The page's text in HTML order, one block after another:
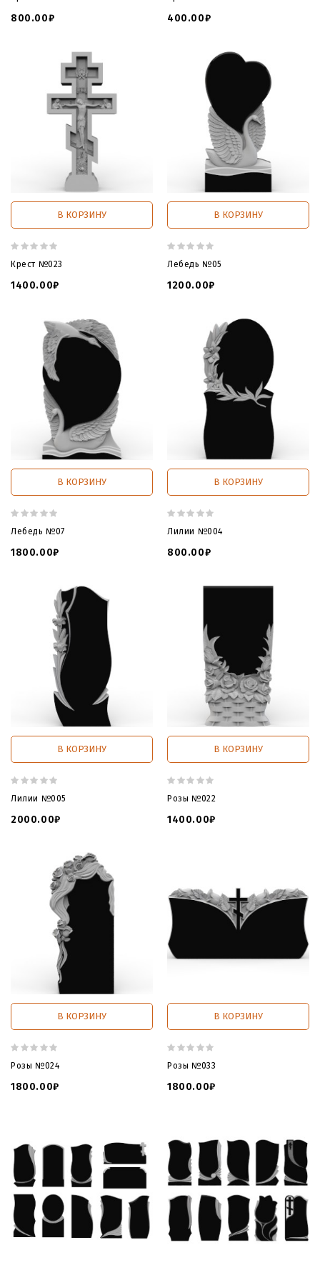
800.00₽ 400.00₽
В КОРЗИНУ
Крест №023
1400.00₽
В КОРЗИНУ
Лебедь №05
1200.00₽
В КОРЗИНУ
Лебедь №07
1800.00₽
В КОРЗИНУ
Лилии №004
800.00₽
В КОРЗИНУ
Лилии №005
2000.00₽
В КОРЗИНУ
Розы №022
1400.00₽
В КОРЗИНУ
Розы №024
1800.00₽
В КОРЗИНУ
Розы №033
1800.00₽